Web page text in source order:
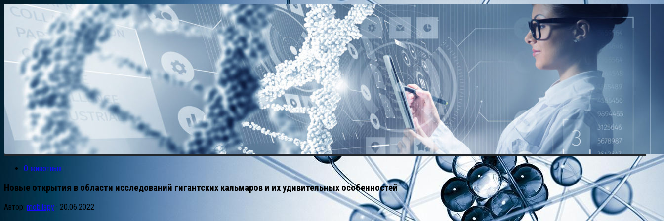
О животных
Новые открытия в области исследований гигантских кальмаров и их удивительных особенностей
Автор: mobilspy · 20.06.2022